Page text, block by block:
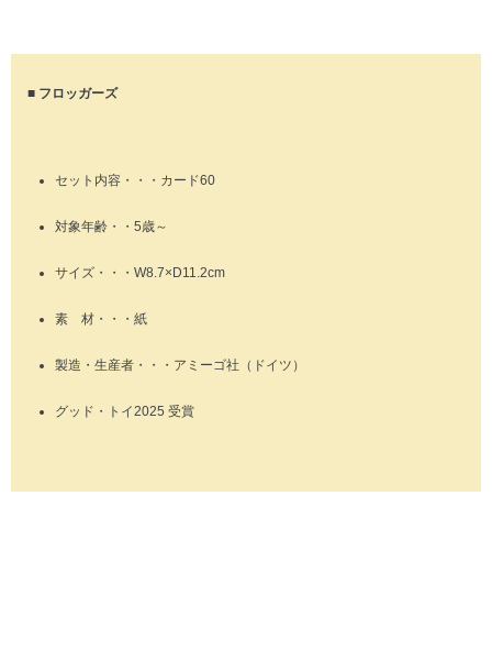
■ フロッガーズ
セット内容・・・カード60
対象年齢・・5歳～
サイズ・・・W8.7×D11.2cm
素 材・・・紙
製造・生産者・・・アミーゴ社（ドイツ）
グッド・トイ2025 受賞